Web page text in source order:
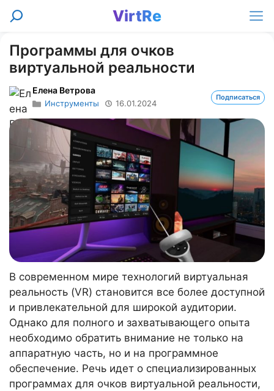
Перейти
VirtRe
Поиск
Программы для очков
виртуальной реальности
Елена Ветрова
Инструменты 16.01.2024
Подписаться
В современном мире технологий виртуальная
реальность (VR) становится все более доступной
и привлекательной для широкой аудитории.
Однако для полного и захватывающего опыта
необходимо обратить внимание не только на
аппаратную часть, но и на программное
обеспечение. Речь идет о специализированных
программах для очков виртуальной реальности,